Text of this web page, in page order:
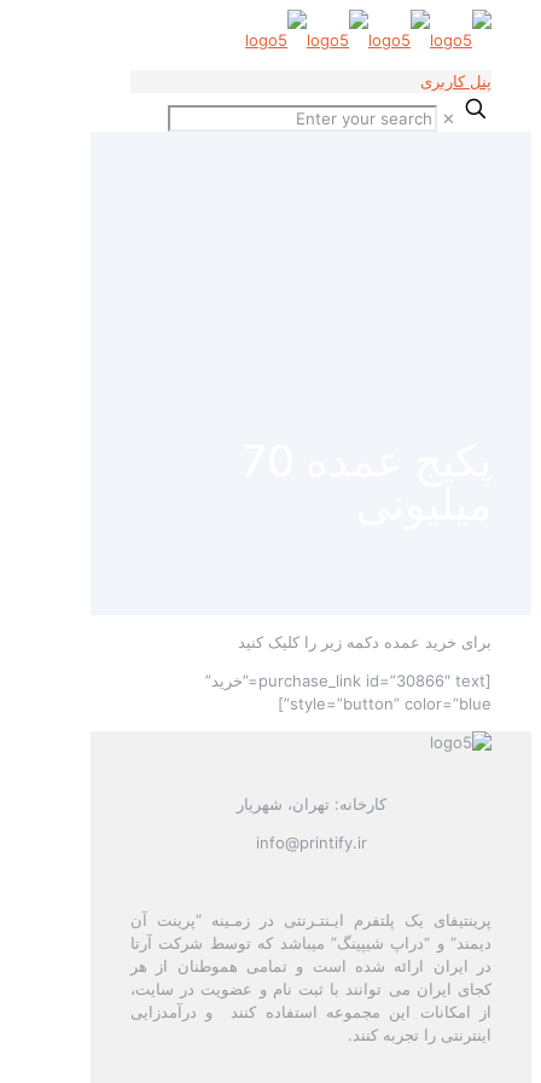
پنل کاربری
✕
برای خرید عمده دکمه زیر را کلیک کنید
[purchase_link id=”30866″ text=”خرید”
style=”button” color=”blue”]
کارخانه: تهران، شهریار
info@printify.ir
پرینتیفای یک پلتفرم ایـنتـرنتی در زمـینه “پرینت آن
دیمند” و “دراپ شیپینگ” میباشد که توسط شرکت آرتا
در ایران ارائه شده است و تمامی هموطنان از هر
کجای ایران می توانند با ثبت نام و عضویت در سایت،
از امکانات این مجموعه استفاده کنند و درآمدزایی
اینترنتی را تجربه کنند.